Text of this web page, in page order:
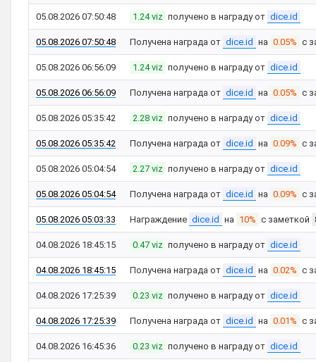
05.08.2026 07:50:48 1.24 viz получено в награду от dice.id
05.08.2026 07:50:48 Получена награда от dice.id на 0.05% с
05.08.2026 06:56:09 1.24 viz получено в награду от dice.id
05.08.2026 06:56:09 Получена награда от dice.id на 0.05% с
05.08.2026 05:35:42 2.28 viz получено в награду от dice.id
05.08.2026 05:35:42 Получена награда от dice.id на 0.09% с
05.08.2026 05:04:54 2.27 viz получено в награду от dice.id
05.08.2026 05:04:54 Получена награда от dice.id на 0.09% с
05.08.2026 05:03:33 Награждение dice.id на 10% с заметкой
04.08.2026 18:45:15 0.47 viz получено в награду от dice.id
04.08.2026 18:45:15 Получена награда от dice.id на 0.02% с
04.08.2026 17:25:39 0.23 viz получено в награду от dice.id
04.08.2026 17:25:39 Получена награда от dice.id на 0.01% с
04.08.2026 16:45:36 0.23 viz получено в награду от dice.id